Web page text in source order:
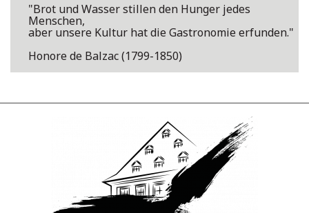
"Brot und Wasser stillen den Hunger jedes
Menschen,
aber unsere Kultur hat die Gastronomie erfunden."
Honore de Balzac (1799-1850)